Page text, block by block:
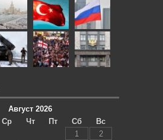
Август 2026
Ср Чт Пт Сб
Вс
1
2